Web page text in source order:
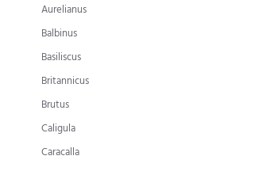
Aurelianus
Balbinus
Basiliscus
Britannicus
Brutus
Caligula
Caracalla